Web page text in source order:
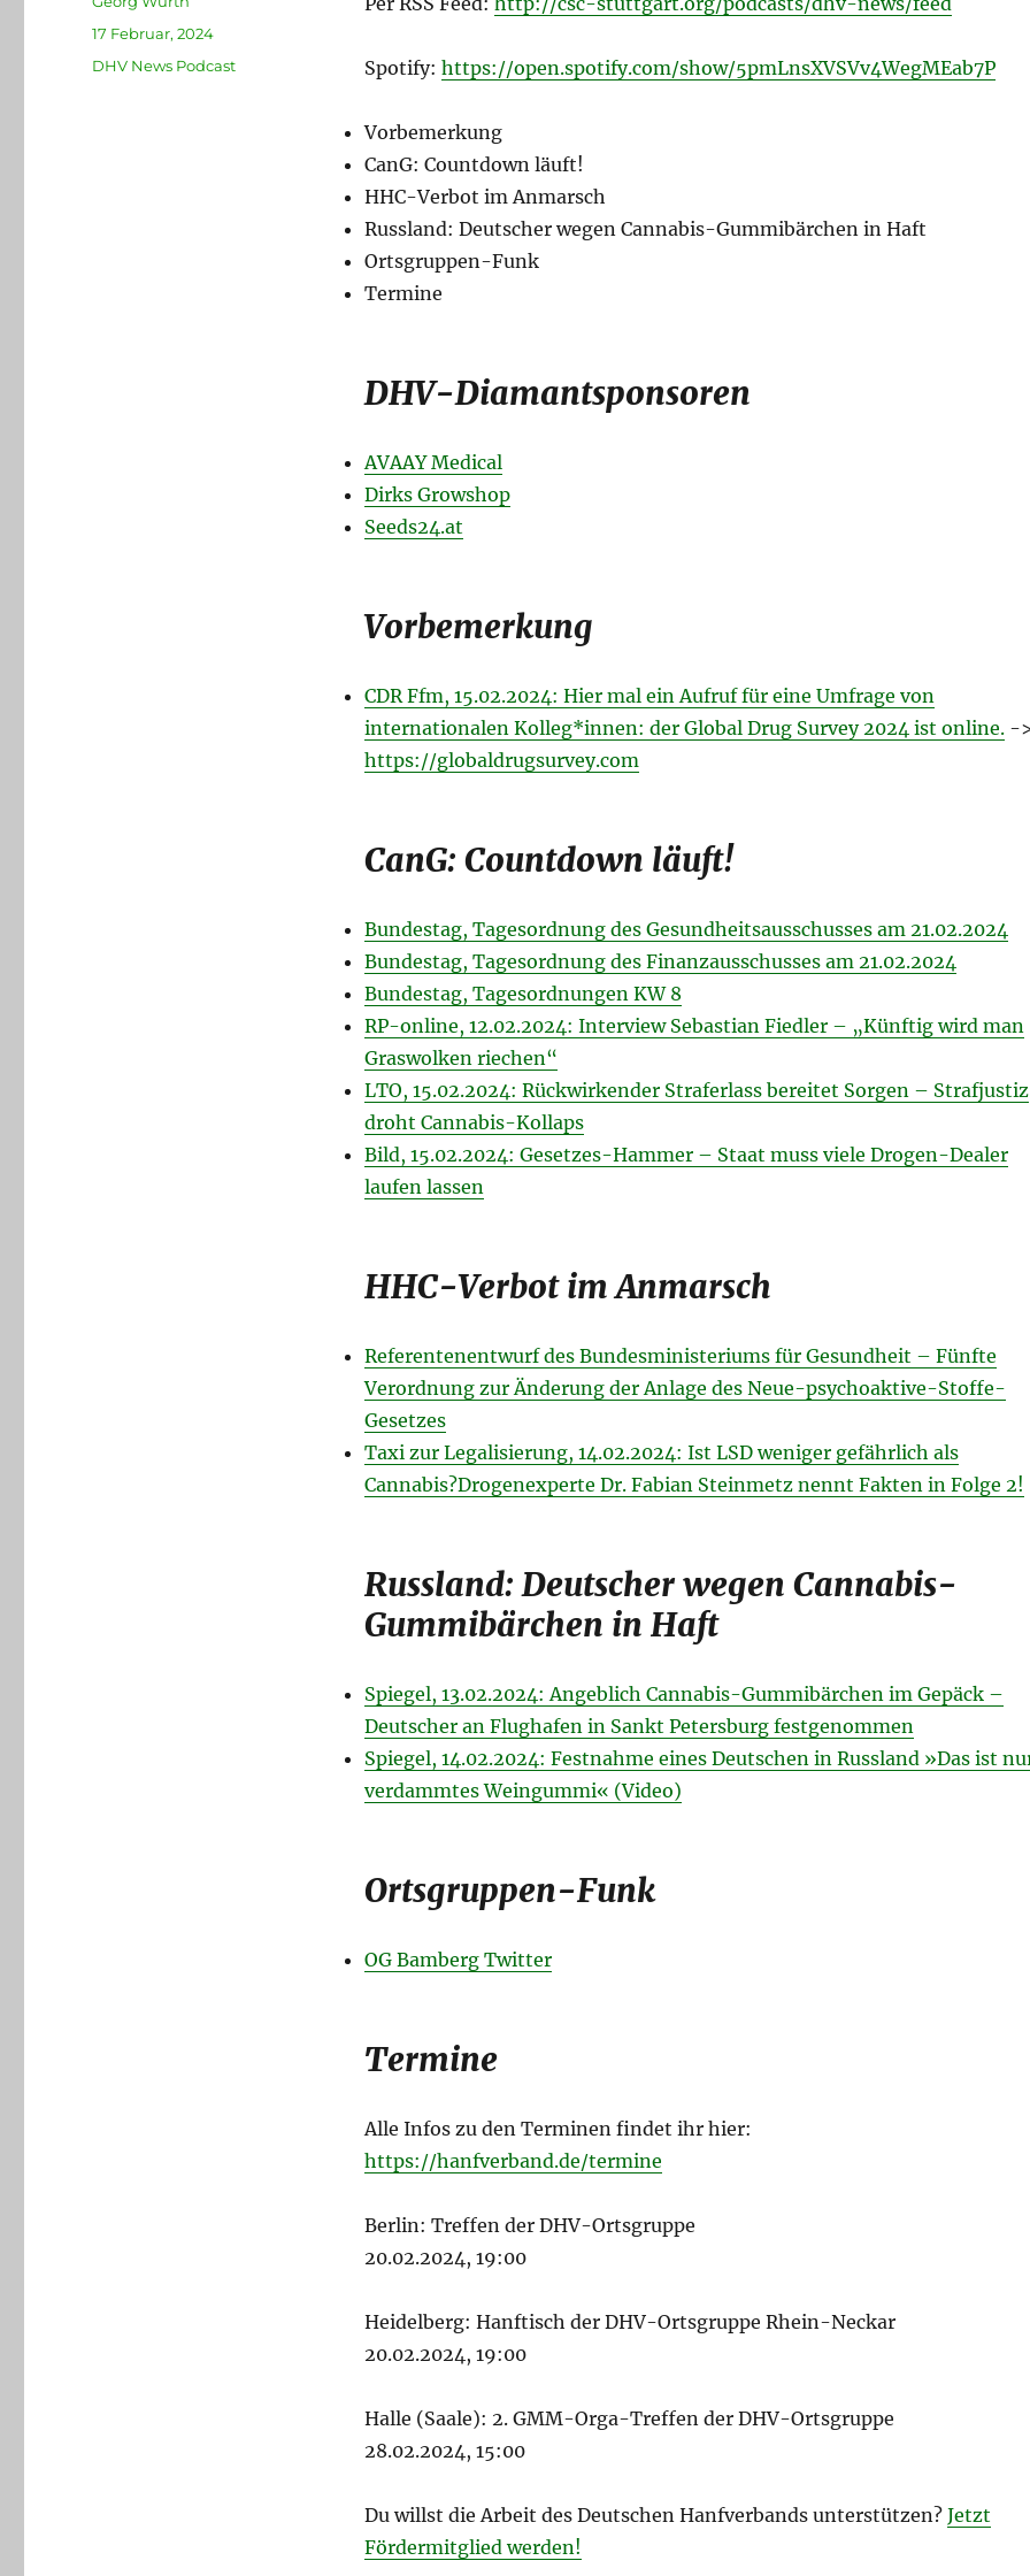
Spotify: https://open.spotify.com/show/5pmLnsXVSVv4WegMEab7P
Vorbemerkung
CanG: Countdown läuft!
HHC-Verbot im Anmarsch
Russland: Deutscher wegen Cannabis-Gummibärchen in Haft
Ortsgruppen-Funk
Termine
DHV-Diamantsponsoren
AVAAY Medical
Dirks Growshop
Seeds24.at
Vorbemerkung
CDR Ffm, 15.02.2024: Hier mal ein Aufruf für eine Umfrage von
internationalen Kolleg*innen: der Global Drug Survey 2024 ist online.-
https://globaldrugsurvey.com
CanG: Countdown läuft!
Bundestag, Tagesordnung des Gesundheitsausschusses am 21.02.2024
Bundestag, Tagesordnung des Finanzausschusses am 21.02.2024
Bundestag, Tagesordnungen KW 8
RP-online, 12.02.2024: Interview Sebastian Fiedler – „Künftig wird man
Graswolken riechen“
LTO, 15.02.2024: Rückwirkender Straferlass bereitet Sorgen – Straf­justiz
droht Cannabis-Kol­laps
Bild, 15.02.2024: Gesetzes-Hammer – Staat muss viele Drogen-Dealer
laufen lassen
HHC-Verbot im Anmarsch
Referentenentwurf des Bundesministeriums für Gesundheit – Fünfte
Verordnung zur Änderung der Anlage des Neue-psychoaktive-Stoffe-
Gesetzes
Taxi zur Legalisierung, 14.02.2024: Ist LSD weniger gefährlich als
Cannabis?Drogenexperte Dr. Fabian Steinmetz nennt Fakten in Folge 2!
Russland: Deutscher wegen Cannabis-
Gummibärchen in Haft
Spiegel, 13.02.2024: Angeblich Cannabis-Gummibärchen im Gepäck –
Deutscher an Flughafen in Sankt Petersburg festgenommen
Spiegel, 14.02.2024: Festnahme eines Deutschen in Russland »Das ist
verdammtes Weingummi« (Video)
Ortsgruppen-Funk
OG Bamberg Twitter
Termine
Alle Infos zu den Terminen findet ihr hier:
https://hanfverband.de/termine
Berlin: Treffen der DHV-Ortsgruppe
20.02.2024, 19:00
Heidelberg: Hanftisch der DHV-Ortsgruppe Rhein-Neckar
20.02.2024, 19:00
Halle (Saale): 2. GMM-Orga-Treffen der DHV-Ortsgruppe
28.02.2024, 15:00
Du willst die Arbeit des Deutschen Hanfverbands unterstützen? Jetzt
Fördermitglied werden!
Veröffentlicht
am
17 Februar, 2024
Kategorien
DHV News Podcast